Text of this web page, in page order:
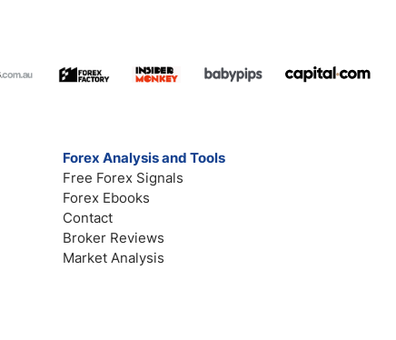
Forex Analysis and Tools
Free Forex Signals
Forex Ebooks
Contact
Broker Reviews
Market Analysis